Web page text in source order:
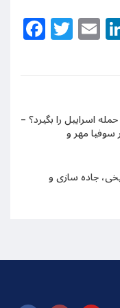
اسراییل را بگیرد؟ –
جاده سازی و